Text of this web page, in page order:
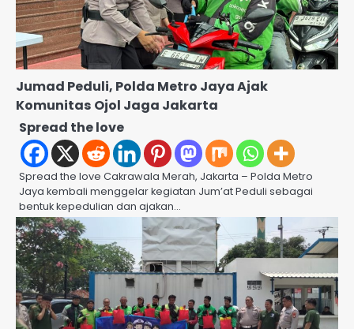
Jumad Peduli, Polda Metro Jaya Ajak
Komunitas Ojol Jaga Jakarta
Spread the love
Spread the love Cakrawala Merah, Jakarta – Polda Metro
Jaya kembali menggelar kegiatan Jum’at Peduli sebagai
bentuk kepedulian dan ajakan…